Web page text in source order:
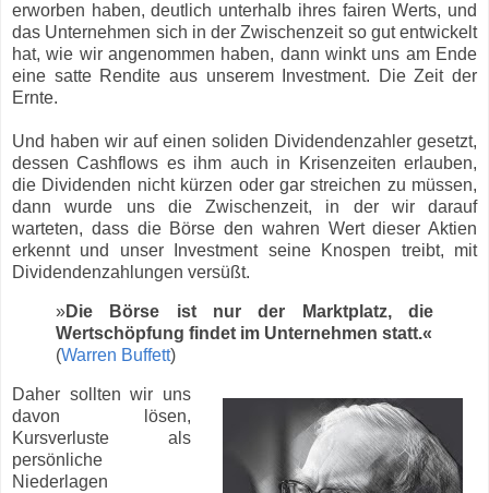
erworben haben, deutlich unterhalb ihres fairen Werts, und
das Unternehmen sich in der Zwischenzeit so gut entwickelt
hat, wie wir angenommen haben, dann winkt uns am Ende
eine satte Rendite aus unserem Investment. Die Zeit der
Ernte.
Und haben wir auf einen soliden Dividendenzahler gesetzt,
dessen Cashflows es ihm auch in Krisenzeiten erlauben,
die Dividenden nicht kürzen oder gar streichen zu müssen,
dann wurde uns die Zwischenzeit, in der wir darauf
warteten, dass die Börse den wahren Wert dieser Aktien
erkennt und unser Investment seine Knospen treibt, mit
Dividendenzahlungen versüßt.
»Die Börse ist nur der Marktplatz, die
Wertschöpfung findet im Unternehmen statt.«
(Warren Buffett)
Daher sollten wir uns
davon lösen,
Kursverluste als
persönliche
Niederlagen